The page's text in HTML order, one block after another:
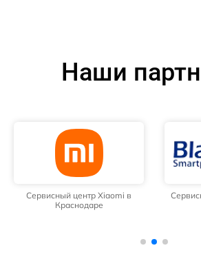
Наши
Сервисный центр Xiaomi в
Краснодаре